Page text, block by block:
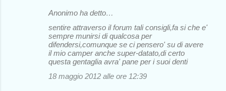
Anonimo ha detto…
sentire attraverso il forum tali consigli,fa si che e'
sempre munirsi di qualcosa per
difendersi,comunque se ci pensero' su di avere
il mio camper anche super-datato,di certo
questa gentaglia avra' pane per i suoi denti
18 maggio 2012 alle ore 12:39